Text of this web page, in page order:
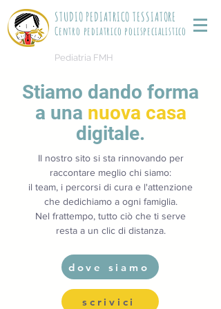
STUDIO PEDIATRICO TESSIATORE
Centro pediatrico polispecialistico
Pediatria FMH
Stiamo dando forma
a una nuova casa
digitale.
Il nostro sito si sta rinnovando per
raccontare meglio chi siamo:
il team, i percorsi di cura e l'attenzione
che dedichiamo a ogni famiglia.
Nel frattempo, tutto ciò che ti serve
resta a un clic di distanza.
dove siamo
scrivici